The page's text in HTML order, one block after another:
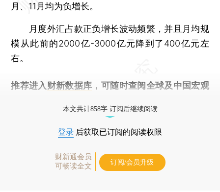
月、11月均为负增长。
月度外汇占款正负增长波动频繁，并且月均规
模从此前的2000亿-3000亿元降到了400亿元左
右。
推荐进入 财新数据库 ，可随时查阅全球及中国宏观
本文共计858字 订阅后继续阅读
登录 后获取已订阅的阅读权限
财新通会员
可畅读全文
订阅/会员升级